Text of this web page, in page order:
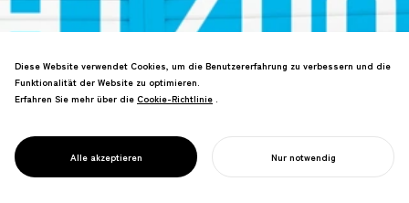
ON STAGE
SHIZUOKA
Konzept "Die Stadt als Theater"
internationales Ziel für darstellende
Diese Website verwendet Cookies, um die Benutzererfahrung zu verbessern und die
Funktionalität der Website zu optimieren.
Erfahren Sie mehr über die Cookie-Richtlinie
Cookie-Richtlinie .
Alle akzeptieren Nur notwendig